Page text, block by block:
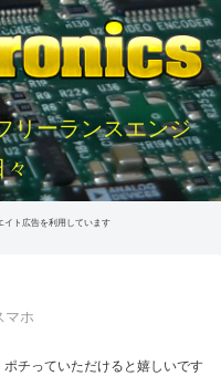
リーランスエンジ
々
イト広告を利用しています
マホ
チっていただけると嬉しいです